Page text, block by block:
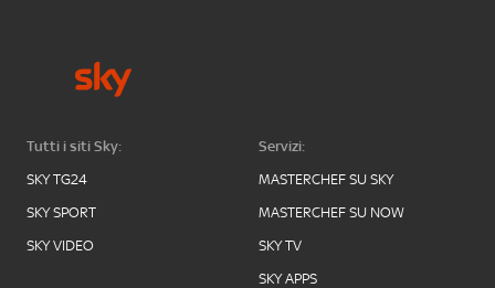
Tutti i siti Sky:
SKY TG24
SKY SPORT
SKY VIDEO
Servizi:
MASTERCHEF SU SKY
MASTERCHEF SU NOW
SKY TV
SKY APPS